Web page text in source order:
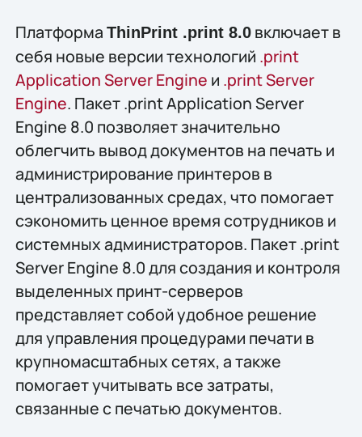
Платформа ThinPrint .print 8.0включает в
себя новые версии технологий .print
Application Server Engine и .print Server
Engine. Пакет .print Application Server
Engine 8.0 позволяет значительно
облегчить вывод документов на печать и
администрирование принтеров в
централизованных средах, что помогает
сэкономить ценное время сотрудников и
системных администраторов. Пакет .print
Server Engine 8.0 для создания и контроля
выделенных принт-серверов
представляет собой удобное решение
для управления процедурами печати в
крупномасштабных сетях, а также
помогает учитывать все затраты,
связанные с печатью документов.